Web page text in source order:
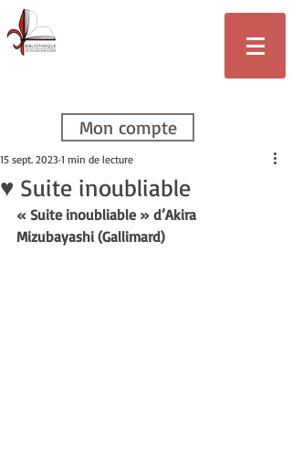
Mon compte
♥ Suite inoubliable
15 sept. 2023 1 min de lecture
« Suite inoubliable » d’Akira
Mizubayashi (Gallimard)